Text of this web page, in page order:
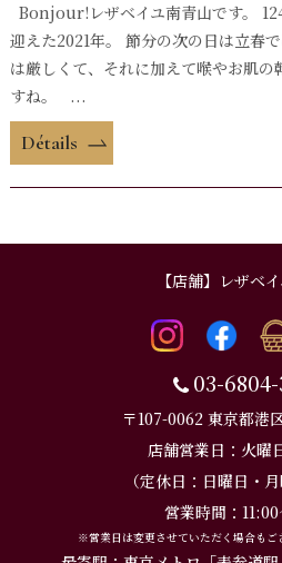
Bonjour!レザベイユ南青山です。
迎えた2021年。 節分の次の日は立春
は厳しくて、それに加えて喉やお肌
すね。 ...
Détails
【店舗】レザベ
03-
〒107-0062 東京都港
店舗営業日：火曜
（定休日：日曜日・
営業時間：
※営業日は変更させていただく場合もご